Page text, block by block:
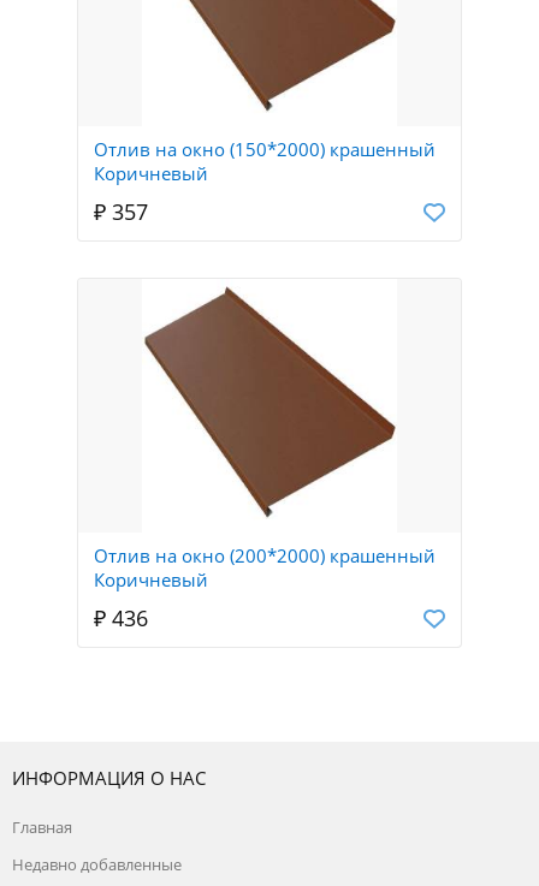
Отлив на окно (150*2000) крашенный
Коричневый
₽ 357
Отлив на окно (200*2000) крашенный
Коричневый
₽ 436
ИНФОРМАЦИЯ О НАС
Главная
Недавно добавленные